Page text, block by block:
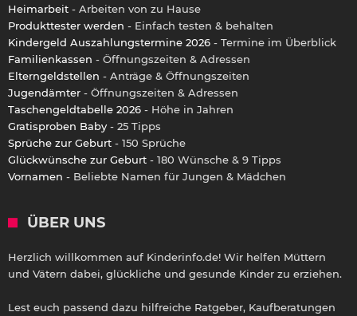
Heimarbeit - Arbeiten von zu Hause
Produkttester werden - Einfach testen & behalten
Kindergeld Auszahlungstermine 2026 - Termine im Überblick
Familienkassen - Öffnungszeiten & Adressen
Elterngeldstellen - Anträge & Öffnungszeiten
Jugendämter - Öffnungszeiten & Adressen
Taschengeldtabelle 2026 - Höhe in Jahren
Gratisproben Baby - 25 Tipps
Sprüche zur Geburt - 150 Sprüche
Glückwünsche zur Geburt - 180 Wünsche & 9 Tipps
Vornamen - Beliebte Namen für Jungen & Mädchen
ÜBER UNS
Herzlich willkommen auf Kinderinfo.de! Wir helfen Müttern
und Vätern dabei, glückliche und gesunde Kinder zu erziehen.
Lest euch passend dazu hilfreiche Ratgeber, Kaufberatungen